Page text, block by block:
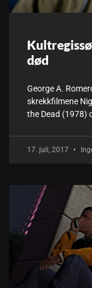
død
George A.
skrekkfilmene
the Dead (1978)
17. juli, 2017